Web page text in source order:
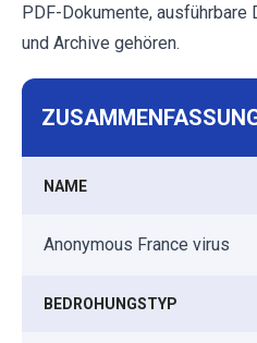
PDF-Dokumente, ausführbare
und Archive gehören.
NAME
Anonymous France virus
BEDROHUNGSTYP